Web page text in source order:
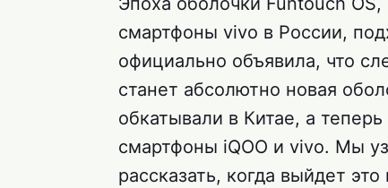
смартфоны vivo в России,
официально объявила, что
станет абсолютно новая
обкатывали в Китае, а
смартфоны iQOO и vivo. Мы
рассказать, когда выйдет